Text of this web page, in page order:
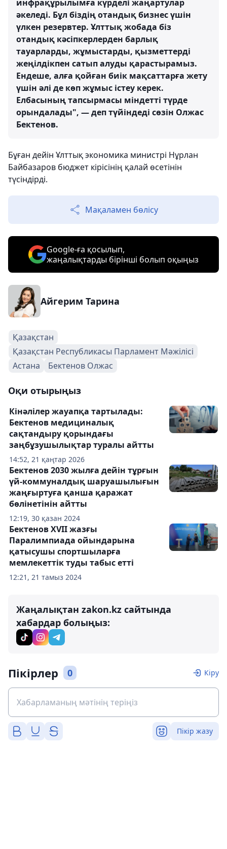
инфрақұрылымға күрделі жаңартулар
әкеледі. Бұл біздің отандық бизнес үшін
үлкен резервтер. Ұлттық жобада біз
отандық кәсіпкерлерден барлық
тауарларды, жұмыстарды, қызметтерді
жеңілдікпен сатып алуды қарастырамыз.
Ендеше, алға қойған биік мақсаттарға жету
үшін әлі де көп жұмыс істеу керек.
Елбасының тапсырмасы міндетті түрде
орындалады", — деп түйіндеді сөзін Олжас
Бектенов.
Бұған дейін Ұлттық экономика министрі Нұрлан
Байбазаров бюджет кірісінің қалай өсетінін
түсіндірді.
Мақаламен бөлісу
Google-ға қосылып,
жаңалықтарды бірінші болып оқыңыз
Айгерим Тарина
Қазақстан
Қазақстан Республикасы Парламент Мәжілісі
Астана
Бектенов Олжас
Оқи отырыңыз
14:52, 21 қаңтар 2026
Кінәлілер жауапқа тартылады:
Бектенов медициналық
сақтандыру қорындағы
заңбұзушылықтар туралы айтты
12:19, 30 қазан 2024
Бектенов 2030 жылға дейін тұрғын
үй-коммуналдық шаруашылығын
жаңғыртуға қанша қаражат
бөлінетінін айтты
12:21, 21 тамыз 2024
Бектенов XVII жазғы
Паралимпиада ойындарына
қатысушы спортшыларға
мемлекеттік туды табыс етті
Жаңалықтан zakon.kz сайтында
хабардар болыңыз:
Пікірлер 0 Кіру
Пікір жазу